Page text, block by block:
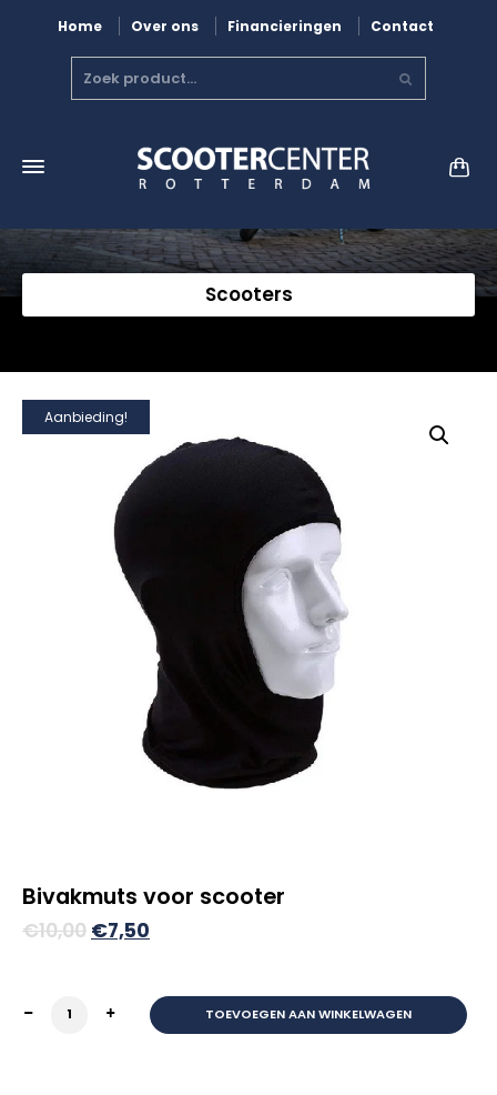
Home Over ons Financieringen Contact
Scooters
Aanbieding!
Bivakmuts voor scooter
€10,00 Oorspronkelijke
€10,00.
€7,50
is:
€7,50.
Bivakmuts voor scooter aantalTOEVOEGEN AAN WINKELWAGEN